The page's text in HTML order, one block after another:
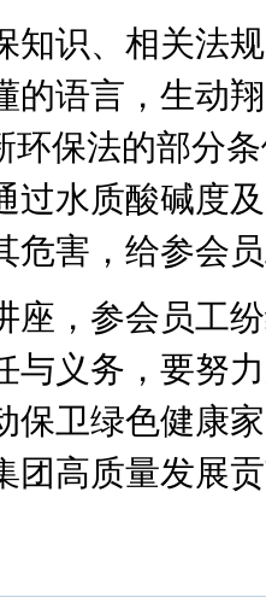
识、相关法规
的语言，生动
环保法的部分
过水质酸碱度
危害，给参会
，参会员工纷
与义务，要努
保卫绿色健康
团高质量发展